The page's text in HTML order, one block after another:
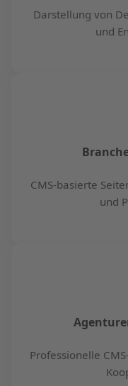
Darstellung von
und
CMS-basierte
und
Professionelle